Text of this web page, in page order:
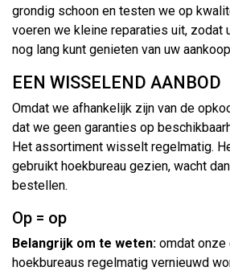
grondig schoon en testen we op
voeren we kleine reparaties uit, zodat
nog lang kunt genieten van uw
EEN WISSELEND AANBOD
Omdat we afhankelijk zijn van de
dat we geen garanties op
Het assortiment wisselt regelmatig.
gebruikt hoekbureau gezien, wacht
bestellen.
Op = op
Belangrijk om te weten: omdat
hoekbureaus regelmatig vernieuwd